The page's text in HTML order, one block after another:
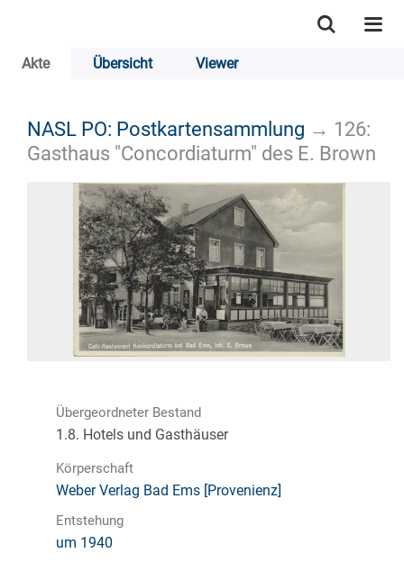
Akte Übersicht Viewer
NASL PO: Postkartensammlung → 126:
Gasthaus "Concordiaturm" des E. Brown
Übergeordneter Bestand
1.8. Hotels und Gasthäuser
Körperschaft
Weber Verlag Bad Ems [Provenienz]
Entstehung
um 1940